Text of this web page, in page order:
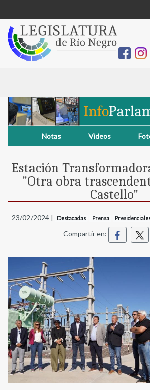
Notas Videos
Estación
"Otra obra
Castello"
23/02/2024 | Destacadas Prensa
Compartir en: